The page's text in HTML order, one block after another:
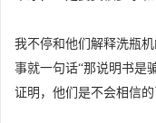
我不停和他们解释洗瓶
事就一句话“那说明书是
证明，他们是不会相信的